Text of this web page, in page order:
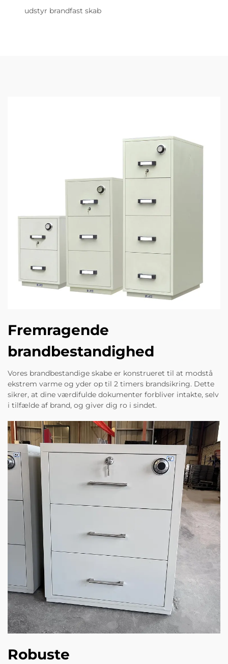
udstyr brandfast skab
Fremragende
brandbestandighed
Vores brandbestandige skabe er konstrueret til at modstå
ekstrem varme og yder op til 2 timers brandsikring. Dette
sikrer, at dine værdifulde dokumenter forbliver intakte, selv
i tilfælde af brand, og giver dig ro i sindet.
Robuste